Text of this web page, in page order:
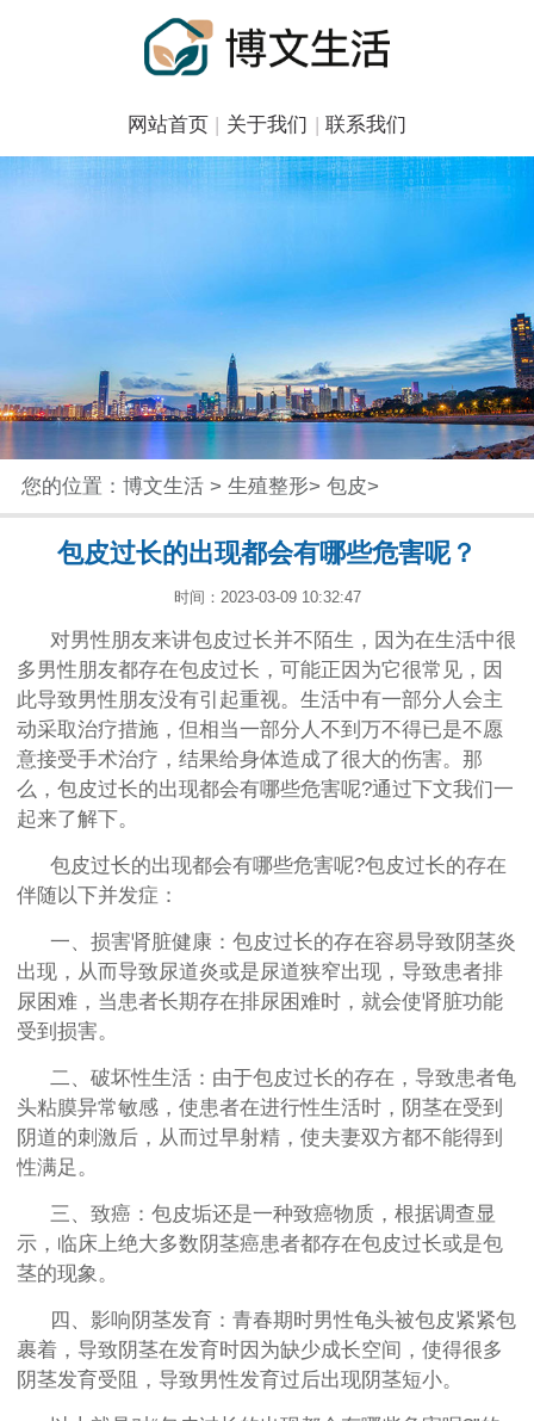
网站首页 关于我们 联系我们
您的位置： 博文生活> 生殖整形> 包皮>
包皮过长的出现都会有哪些危害呢？
时间：2023-03-09 10:32:47
对男性朋友来讲包皮过长并不陌生，因为在生活中很
多男性朋友都存在包皮过长，可能正因为它很常见，因
此导致男性朋友没有引起重视。生活中有一部分人会主
动采取治疗措施，但相当一部分人不到万不得已是不愿
意接受手术治疗，结果给身体造成了很大的伤害。那
么，包皮过长的出现都会有哪些危害呢?通过下文我们一
起来了解下。
包皮过长的出现都会有哪些危害呢?包皮过长的存在
伴随以下并发症：
一、损害肾脏健康：包皮过长的存在容易导致阴茎炎
出现，从而导致尿道炎或是尿道狭窄出现，导致患者排
尿困难，当患者长期存在排尿困难时，就会使肾脏功能
受到损害。
二、破坏性生活：由于包皮过长的存在，导致患者龟
头粘膜异常敏感，使患者在进行性生活时，阴茎在受到
阴道的刺激后，从而过早射精，使夫妻双方都不能得到
性满足。
三、致癌：包皮垢还是一种致癌物质，根据调查显
示，临床上绝大多数阴茎癌患者都存在包皮过长或是包
茎的现象。
四、影响阴茎发育：青春期时男性龟头被包皮紧紧包
裹着，导致阴茎在发育时因为缺少成长空间，使得很多
阴茎发育受阻，导致男性发育过后出现阴茎短小。